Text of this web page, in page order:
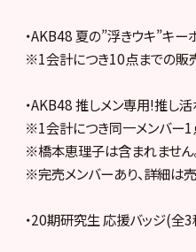
・AKB48 夏の”浮きウキ”
※1会計につき10点までの販
・AKB48 推しメン専用!推
※1会計につき同一メンバー1
※橋本恵理子は含まれません
※完売メンバーあり、詳細は
・20期研究生 応援バッジ(